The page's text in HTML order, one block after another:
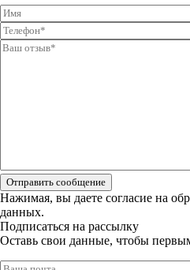
Отправить сообщение
Нажимая, вы даете согласие на
данных.
Подписаться на рассылку
Оставь свои данные, чтобы